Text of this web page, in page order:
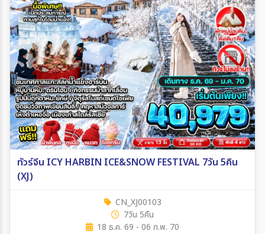
ทัวร์จีน ICY HARBIN ICE&SNOW FESTIVAL 7วัน 5คืน
(XJ)
CN_XJ00103
7วัน 5คืน
18 ธ.ค. 69 - 06 ก.พ. 70